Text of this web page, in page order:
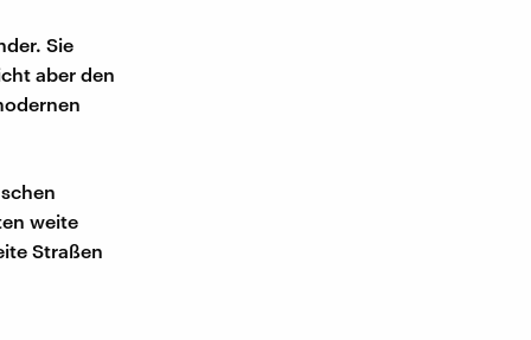
Sie
aber den
weite
Straßen